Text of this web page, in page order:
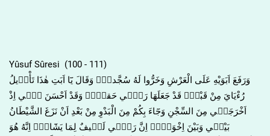
Yûsuf Sûresi (100 - 111)
وَرَفَعَ اَبَوَيْهِ عَلَى الْعَرْشِ وَخَرُّوا لَهُ سُجَّداًۚ وَقَالَ يَٓا اَبَتِ هٰذَا تَأْو۪يلُ
رُءْيَايَ مِنْ قَبْلُۘ قَدْ جَعَلَهَا رَبّ۪ي حَقاًّۜ وَقَدْ اَحْسَنَ ب۪ٓي اِذْ
اَخْرَجَن۪ي مِنَ السِّجْنِ وَجَٓاءَ بِكُمْ مِنَ الْبَدْوِ مِنْ بَعْدِ اَنْ نَزَغَ الشَّيْطَانُ
بَيْن۪ي وَبَيْنَ اِخْوَت۪يۜ اِنَّ رَبّ۪ي لَط۪يفٌ لِمَا يَشَٓاءُۜ اِنَّهُ هُوَ